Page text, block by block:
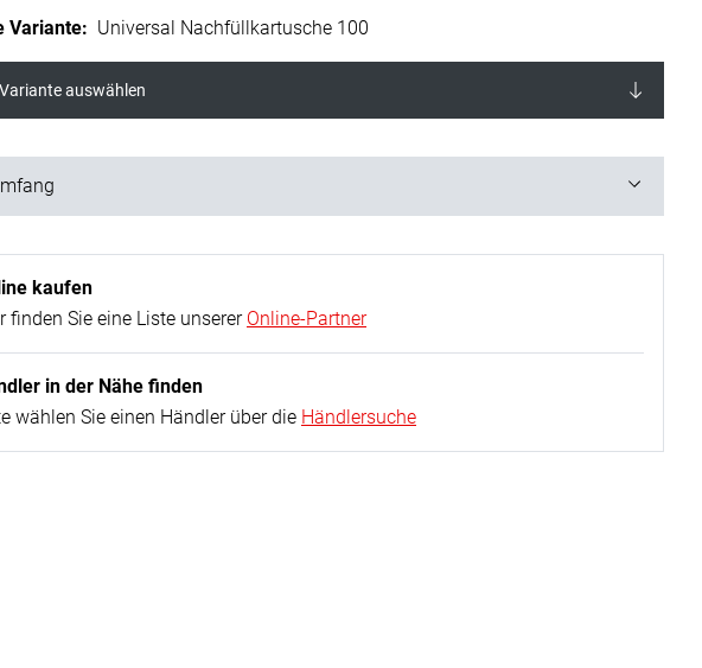
Variante: Universal Nachfüllkartusche 100
auswählen
kaufen
finden Sie eine Liste unserer Online-Partner
in der Nähe finden
wählen Sie einen Händler über die Händlersuche